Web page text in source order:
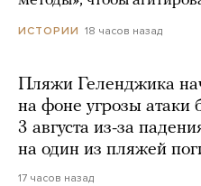
ИСТОРИИ 18 часов назад
Пляжи Геленджика
на фоне угрозы атаки
3 августа из-за
на один из пляжей
17 часов назад